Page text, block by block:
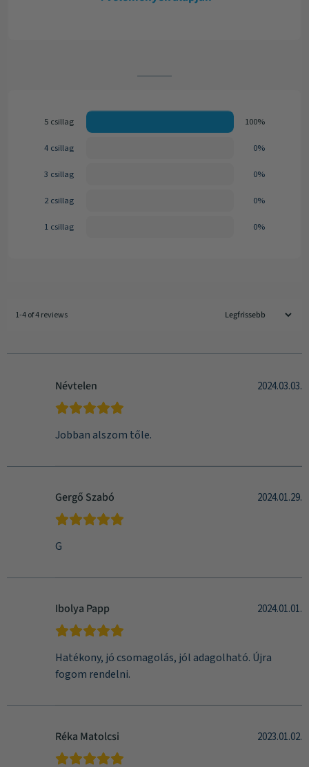
5 csillag 100%
4 csillag 0%
3 csillag 0%
2 csillag 0%
1 csillag 0%
1-4 of 4 reviews
Névtelen 2024.03.03.
Jobban alszom tőle.
Gergő Szabó 2024.01.29.
G
Ibolya Papp 2024.01.01.
Hatékony, jó csomagolás, jól adagolható. Újra
fogom rendelni.
Réka Matolcsi 2023.01.02.